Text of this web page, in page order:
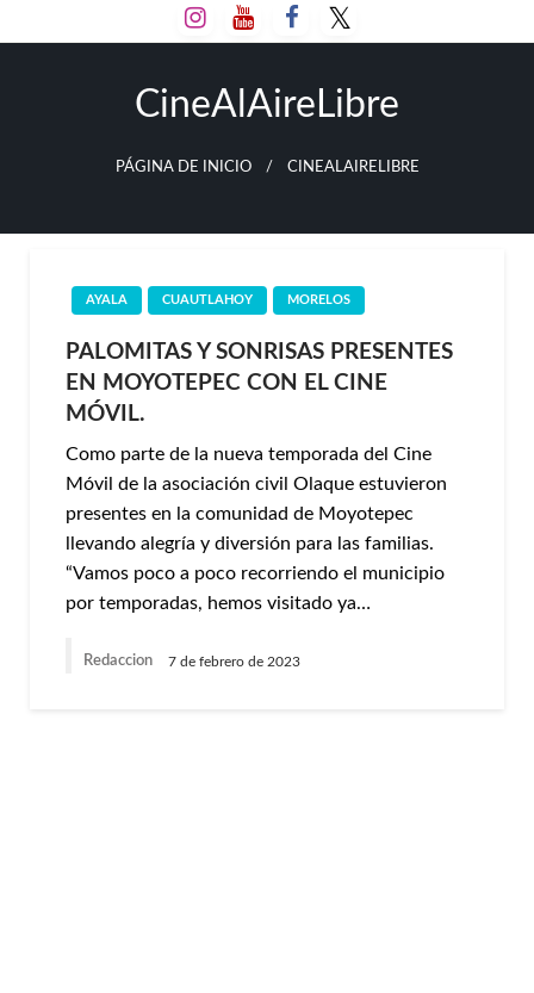
al
CineAlAireLibre
PÁGINA DE INICIO CINEALAIRELIBRE
AYALA CUAUTLAHOY MORELOS
PALOMITAS Y SONRISAS PRESENTES
EN MOYOTEPEC CON EL CINE
MÓVIL.
Como parte de la nueva temporada del Cine
Móvil de la asociación civil Olaque estuvieron
presentes en la comunidad de Moyotepec
llevando alegría y diversión para las familias.
“Vamos poco a poco recorriendo el municipio
por temporadas, hemos visitado ya…
Redaccion 7 de febrero de 2023